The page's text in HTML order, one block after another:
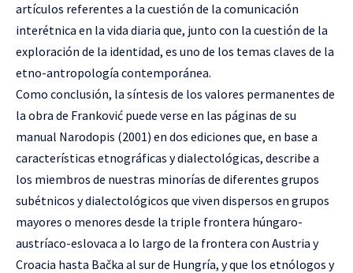
artículos referentes a la cuestión de la comunicación
interétnica en la vida diaria que, junto con la cuestión de la
exploración de la identidad, es uno de los temas claves de la
etno-antropología contemporánea.
Como conclusión, la síntesis de los valores permanentes de
la obra de Franković puede verse en las páginas de su
manual Narodopis (2001) en dos ediciones que, en base a
características etnográficas y dialectológicas, describe a
los miembros de nuestras minorías de diferentes grupos
subétnicos y dialectológicos que viven dispersos en grupos
mayores o menores desde la triple frontera húngaro-
austríaco-eslovaca a lo largo de la frontera con Austria y
Croacia hasta Bačka al sur de Hungría, y que los etnólogos y